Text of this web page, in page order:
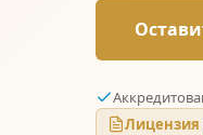
Лицензия